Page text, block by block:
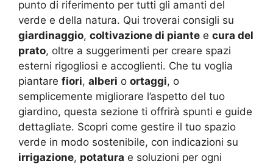
punto di riferimento per tutti gli amanti del
verde e della natura. Qui troverai consigli su
giardinaggio, coltivazione di piante e cura del
prato, oltre a suggerimenti per creare spazi
esterni rigogliosi e accoglienti. Che tu voglia
piantare fiori, alberi o ortaggi, o
semplicemente migliorare l’aspetto del tuo
giardino, questa sezione ti offrirà spunti e guide
dettagliate. Scopri come gestire il tuo spazio
verde in modo sostenibile, con indicazioni su
irrigazione, potatura e soluzioni per ogni